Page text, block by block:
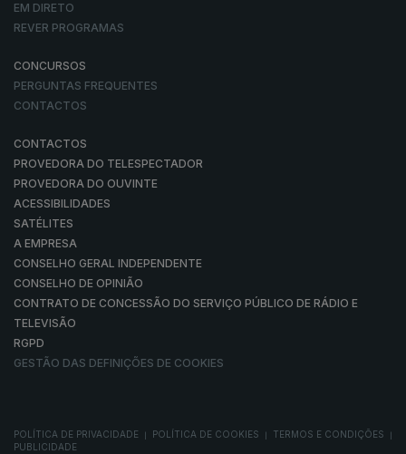
EM DIRETO
REVER PROGRAMAS
CONCURSOS
PERGUNTAS FREQUENTES
CONTACTOS
CONTACTOS
PROVEDORA DO TELESPECTADOR
PROVEDORA DO OUVINTE
ACESSIBILIDADES
SATÉLITES
A EMPRESA
CONSELHO GERAL INDEPENDENTE
CONSELHO DE OPINIÃO
CONTRATO DE CONCESSÃO DO SERVIÇO PÚBLICO DE RÁDIO E
TELEVISÃO
RGPD
GESTÃO DAS DEFINIÇÕES DE COOKIES
POLÍTICA DE PRIVACIDADE POLÍTICA DE COOKIES TERMOS E CONDIÇÕES
PUBLICIDADE